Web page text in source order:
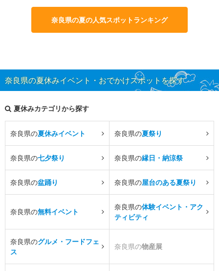
奈良県の夏の人気スポットランキング
奈良県の夏休みイベント・おでかけスポットを探す
夏休みカテゴリから探す
奈良県の夏休みイベント 奈良県の夏祭り
奈良県の七夕祭り 奈良県の縁日・納涼祭
奈良県の盆踊り 奈良県の屋台のある夏祭り
奈良県の無料イベント
奈良県の体験イベント・アク
ティビティ
奈良県のグルメ・フードフェ
ス
奈良県の物産展